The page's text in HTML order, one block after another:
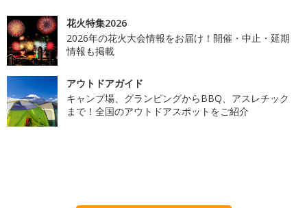
花火特集2026
2026年の花火大会情報をお届け！開催・中止・延期
情報も掲載
アウトドアガイド
キャンプ場、グランピングからBBQ、アスレチック
まで！全国のアウトドアスポットをご紹介